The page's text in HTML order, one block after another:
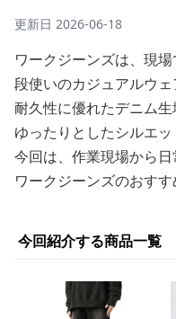
更新日 2026-06-18
ワークジーンズは、現
段使いのカジュアルウェ
耐久性に優れたデニム
ゆったりとしたシルエッ
今回は、作業現場から
ワークジーンズのおすす
今回紹介する商品一覧